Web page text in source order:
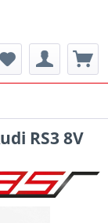
RS3 8V